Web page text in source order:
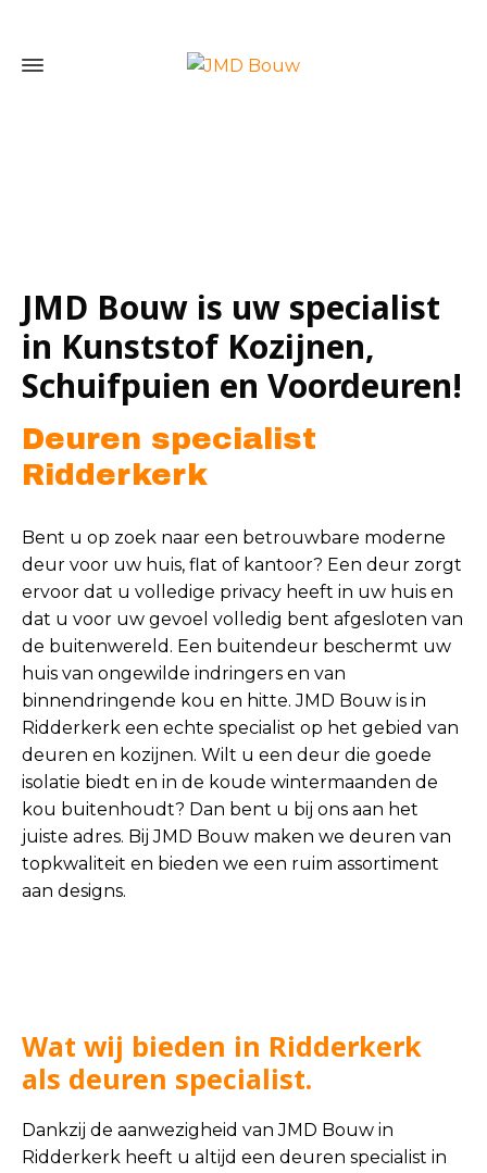
JMD Bouw is uw specialist
in Kunststof Kozijnen,
Schuifpuien en Voordeuren!
Deuren specialist
Ridderkerk
Bent u op zoek naar een betrouwbare moderne
deur voor uw huis, flat of kantoor? Een deur zorgt
ervoor dat u volledige privacy heeft in uw huis en
dat u voor uw gevoel volledig bent afgesloten van
de buitenwereld. Een buitendeur beschermt uw
huis van ongewilde indringers en van
binnendringende kou en hitte. JMD Bouw is in
Ridderkerk een echte specialist op het gebied van
deuren en kozijnen. Wilt u een deur die goede
isolatie biedt en in de koude wintermaanden de
kou buitenhoudt? Dan bent u bij ons aan het
juiste adres. Bij JMD Bouw maken we deuren van
topkwaliteit en bieden we een ruim assortiment
aan designs.
Wat wij bieden in Ridderkerk
als deuren specialist.
Dankzij de aanwezigheid van JMD Bouw in
Ridderkerk heeft u altijd een deuren specialist in